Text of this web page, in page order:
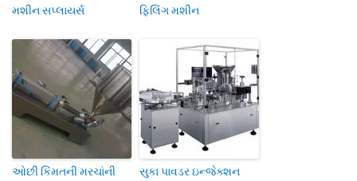
મશીન સપ્લાયર્સ ફિલિંગ મશીન
ઓછી કિંમતની મરચાંની
સુકા પાવડર ઇન્જેક્શન